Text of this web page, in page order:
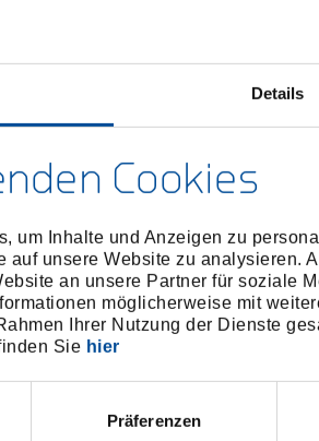
Details
Cookies
um Inhalte und Anzeigen zu
auf unsere Website zu analysieren.
an unsere Partner für soziale
möglicherweise mit
Ihrer Nutzung der Dienste
Sie hier
Präferenzen
für Schlauch-Ø bis
45 mm
1776797/ KL-0121-4
Preis auf Anfrage